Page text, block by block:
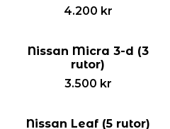
4.200 kr
Nissan Micra 3-d (3
rutor)
3.500 kr
Nissan Leaf (5 rutor)